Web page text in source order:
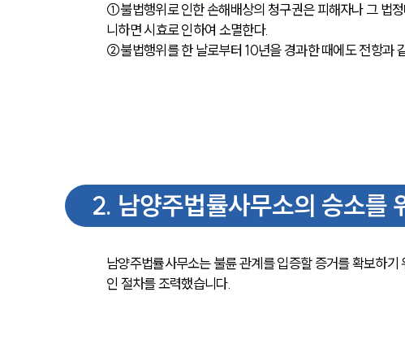
①불법행위로 인한 손해배상의 청구권은 피해자나 그 법
니하면 시효로 인하여 소멸한다.
②불법행위를 한 날로부터 10년을 경과한 때에도 전항과
2. 남양주법률사무소의 승소를
남양주법률사무소는 불륜 관계를 입증할 증거를 확보하
인 절차를 조력했습니다.